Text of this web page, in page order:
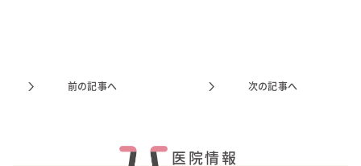
前の記事へ 次の記事へ
医院情報